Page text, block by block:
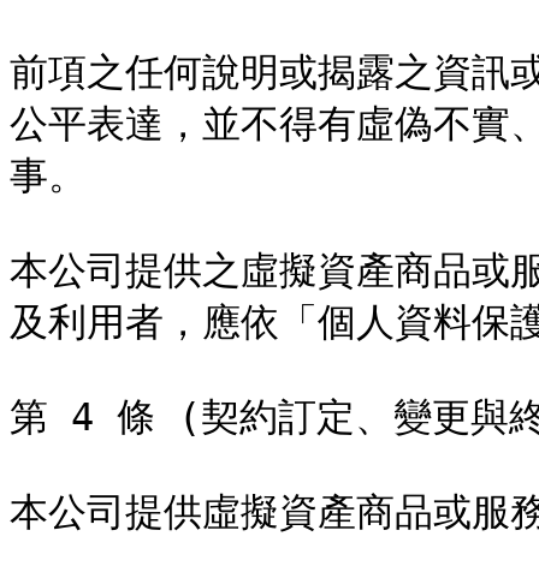
前項之任何說明或揭露之資訊
公平表達，並不得有虛偽不實
事。
本公司提供之虛擬資產商品或
及利用者，應依「個人資料保
第 4 條 (契約訂定、變更與
本公司提供虛擬資產商品或服